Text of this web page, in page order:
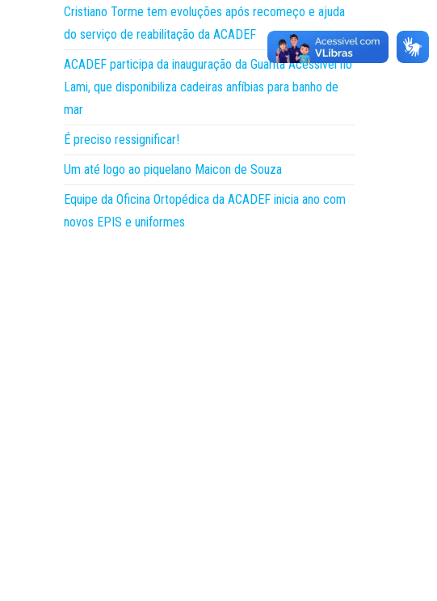
Cristiano Torme tem evoluções após recomeço e ajuda
do serviço de reabilitação da ACADEF
ACADEF participa da inauguração da Guarita Acessível no
Lami, que disponibiliza cadeiras anfíbias para banho de
mar
É preciso ressignificar!
Um até logo ao piquelano Maicon de Souza
Equipe da Oficina Ortopédica da ACADEF inicia ano com
novos EPIS e uniformes